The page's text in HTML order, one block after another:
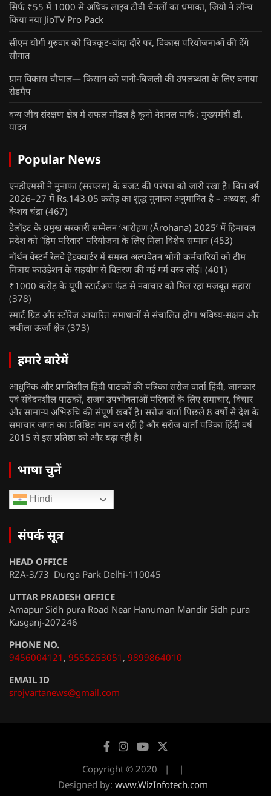
सिर्फ ₹55 में 1000 से अधिक लाइव टीवी चैनलों का धमाका, जियो ने लॉन्च
किया नया JioTV Pro Pack
सीएम योगी गुरुवार को चित्रकूट-बांदा दौरे पर, विकास परियोजनाओं की देंगे
सौगात
ग्राम विकास चौपाल— किसान को पानी-बिजली की उपलब्धता के लिए बनाया
रोडमैप
वन्य जीव संरक्षण क्षेत्र में सफल मॉडल है कूनो नेशनल पार्क : मुख्यमंत्री डॉ.
यादव
Popular News
एनडीएमसी ने मुनाफा (सरप्लस) के बजट की परंपरा को जारी रखा है। वित्त वर्ष
2026–27 में Rs.143.05 करोड़ का शुद्ध मुनाफा अनुमानित है – अध्यक्ष, श्री
केशव चंद्रा (467)
डेलॉइट के प्रमुख सरकारी सम्मेलन ‘आरोहण (Ārohaṇa) 2025’ में हिमाचल
प्रदेश को “हिम परिवार” परियोजना के लिए मिला विशेष सम्मान (453)
नॉर्थन वेस्टर्न रेलवे हेडक्वार्टर में समस्त अल्पवेतन भोगी कर्मचारियों को टीम
मित्राय फाउंडेशन के सहयोग से वितरण की गई गर्म वस्त्र लोई। (401)
₹1000 करोड़ के यूपी स्टार्टअप फंड से नवाचार को मिल रहा मजबूत सहारा
(378)
स्मार्ट ग्रिड और स्टोरेज आधारित समाधानों से संचालित होगा भविष्य-सक्षम और
लचीला ऊर्जा क्षेत्र (373)
हमारे बारेमें
आधुनिक और प्रगतिशील हिंदी पाठकों की पत्रिका सरोज वार्ता हिंदी, जानकार
एवं संवेदनशील पाठकों, सजग उपभोक्ताओं परिवारों के लिए समाचार, विचार
और सामान्य अभिरुचि की संपूर्ण खबरें है। सरोज वार्ता पिछले 8 वर्षों से देश के
समाचार जगत का प्रतिष्ठित नाम बन रही है और सरोज वार्ता पत्रिका हिंदी वर्ष
2015 से इस प्रतिष्ठा को और बढ़ा रही है।
भाषा चुनें
Hindi
संपर्क सूत्र
HEAD OFFICE
RZA-3/73 Durga Park Delhi-110045
UTTAR PRADESH OFFICE
Amapur Sidh pura Road Near Hanuman Mandir Sidh pura
Kasganj-207246
PHONE NO.
9456004121 , 9555253051 , 9899864010
EMAIL ID
srojvartanews@gmail.com
Copyright © 2020
Designed by: www.WizInfotech.com